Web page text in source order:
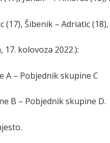
(17), Šibenik – Adriatic
17. kolovoza 2022.):
A – Pobjednik skupine C
B – Pobjednik skupine D.